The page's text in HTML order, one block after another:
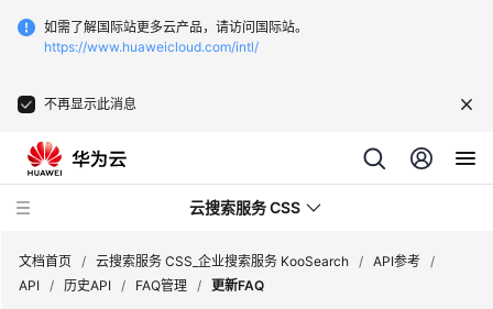
如需了解国际站更多云产品，请访问国际站。
https://www.huaweicloud.com/intl/
不再显示此消息
云搜索服务 CSS
文档首页 / 云搜索服务 CSS_企业搜索服务 KooSearch / API参考 /
API / 历史API / FAQ管理 / 更新FAQ